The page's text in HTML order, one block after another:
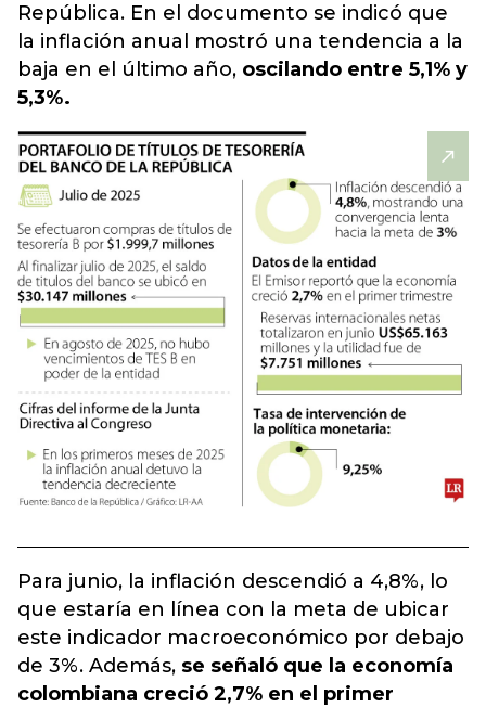
República. En el documento se indicó que
la inflación anual mostró una tendencia a la
baja en el último año, oscilando entre 5,1% y
5,3%.
Para junio, la inflación descendió a 4,8%, lo
que estaría en línea con la meta de ubicar
este indicador macroeconómico por debajo
de 3%. Además, se señaló que la economía
colombiana creció 2,7% en el primer